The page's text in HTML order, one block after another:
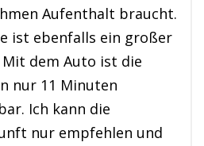
Aufenthalt braucht.
ist ebenfalls ein großer
dem Auto ist die
nur 11 Minuten
Ich kann die
nur empfehlen und